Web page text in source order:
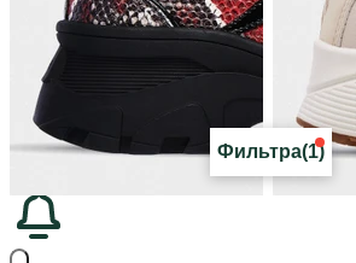
Фильтра(1)